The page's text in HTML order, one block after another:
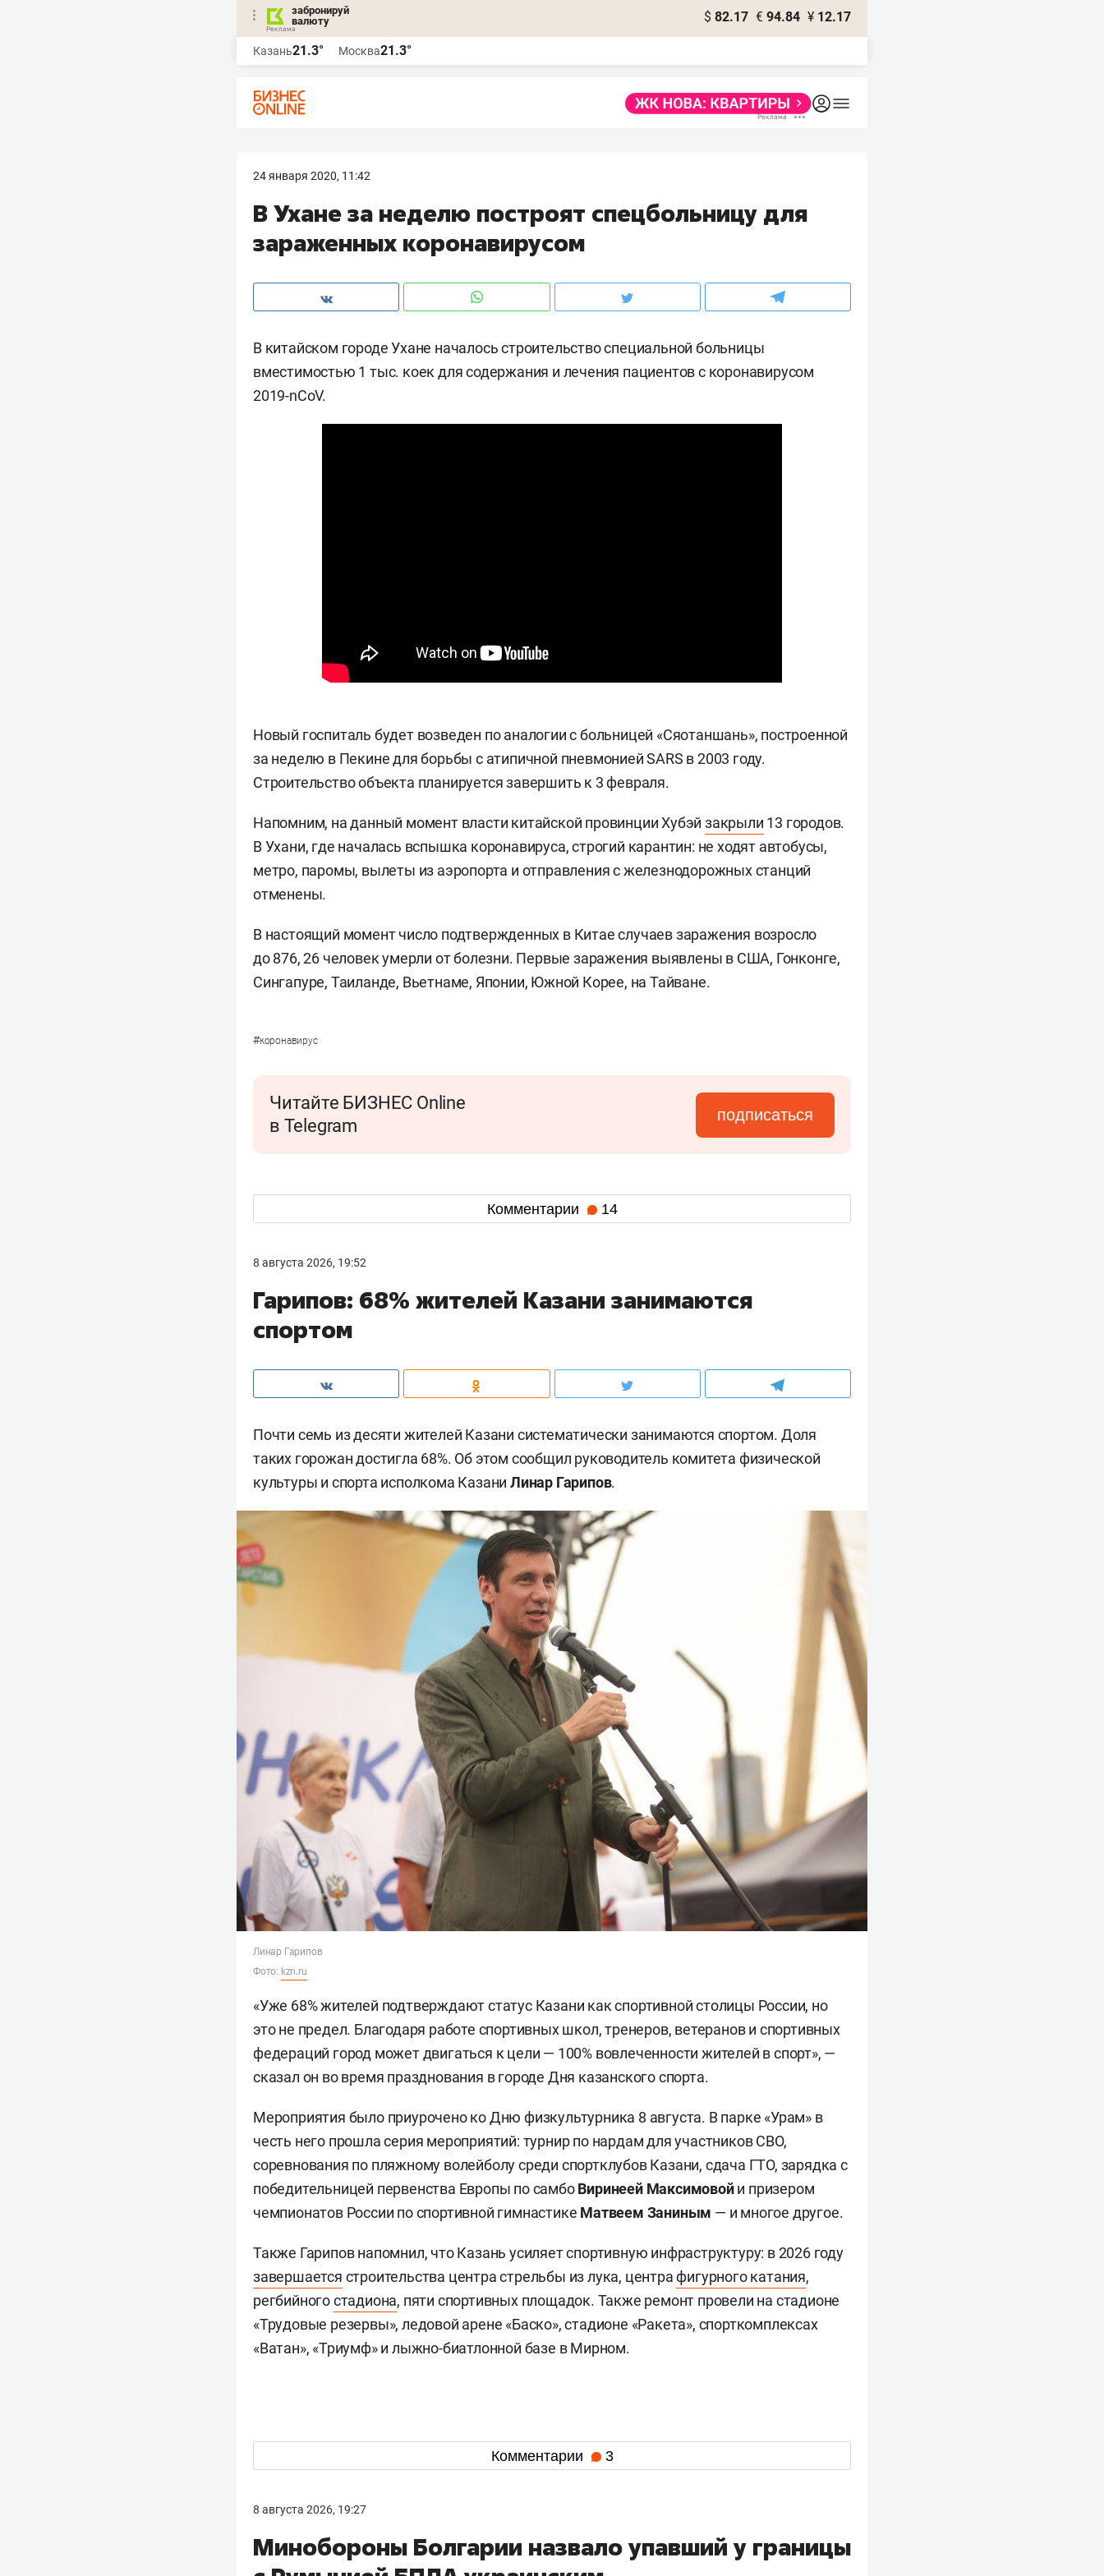
забронируй
валюту
$ 82.17 € 94.84 ¥ 12.17
Казань21.3° Москва21.3°
24 января 2020, 11:42
В Ухане за неделю построят спецбольницу для
зараженных коронавирусом
В китайском городе Ухане началось строительство специальной больницы
вместимостью 1 тыс. коек для содержания и лечения пациентов с коронавирусом
2019-nCoV.
Новый госпиталь будет возведен по аналогии с больницей «Сяотаншань», построенной
за неделю в Пекине для борьбы с атипичной пневмонией SARS в 2003 году.
Строительство объекта планируется завершить к 3 февраля.
Напомним, на данный момент власти китайской провинции Хубэй закрыли 13 городов.
В Ухани, где началась вспышка коронавируса, строгий карантин: не ходят автобусы,
метро, паромы, вылеты из аэропорта и отправления с железнодорожных станций
отменены.
В настоящий момент число подтвержденных в Китае случаев заражения возросло
до 876, 26 человек умерли от болезни. Первые заражения выявлены в США, Гонконге,
Сингапуре, Таиланде, Вьетнаме, Японии, Южной Корее, на Тайване.
#коронавирус
Читайте БИЗНЕС Online
в Telegram
подписаться
Комментарии 14
8 августа 2026, 19:52
Гарипов: 68% жителей Казани занимаются
спортом
Почти семь из десяти жителей Казани систематически занимаются спортом. Доля
таких горожан достигла 68%. Об этом сообщил руководитель комитета физической
культуры и спорта исполкома Казани Линар Гарипов.
Линар Гарипов
Фото: kzn.ru
«Уже 68% жителей подтверждают статус Казани как спортивной столицы России, но
это не предел. Благодаря работе спортивных школ, тренеров, ветеранов и спортивных
федераций город может двигаться к цели — 100% вовлеченности жителей в спорт», —
сказал он во время празднования в городе Дня казанского спорта.
Мероприятия было приурочено ко Дню физкультурника 8 августа. В парке «Урам» в
честь него прошла серия мероприятий: турнир по нардам для участников СВО,
соревнования по пляжному волейболу среди спортклубов Казани, сдача ГТО, зарядка с
победительницей первенства Европы по самбоВиринеей Максимовойи призером
чемпионатов России по спортивной гимнастике Матвеем Заниным — и многое другое.
Также Гарипов напомнил, что Казань усиляет спортивную инфраструктуру: в 2026 году
завершается строительства центра стрельбы из лука, центра фигурного катания,
регбийногостадиона, пяти спортивных площадок. Также ремонт провели на стадионе
«Трудовые резервы», ледовой арене «Баско», стадионе «Ракета», спорткомплексах
«Ватан», «Триумф» и лыжно-биатлонной базе в Мирном.
Комментарии 3
8 августа 2026, 19:27
Минобороны Болгарии назвало упавший у границы